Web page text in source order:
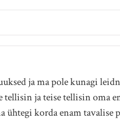
ja ma pole kunagi
ja teise tellisin oma
ühtegi korda enam